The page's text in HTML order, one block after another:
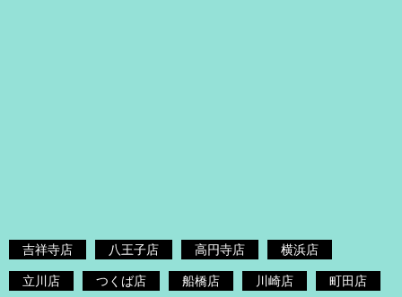
吉祥寺店 八王子店 高円寺店 横浜店
立川店 つくば店 船橋店 川崎店 町田店